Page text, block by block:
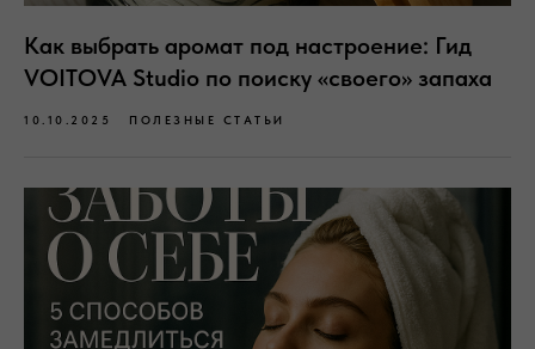
Как выбрать аромат под настроение: Гид
VOITOVA Studio по поиску «своего» запаха
10.10.2025 ПОЛЕЗНЫЕ СТАТЬИ